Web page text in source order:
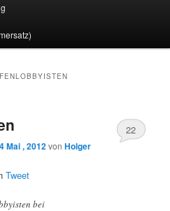
Mai , 2012vonHolger
22
Tweet
bei